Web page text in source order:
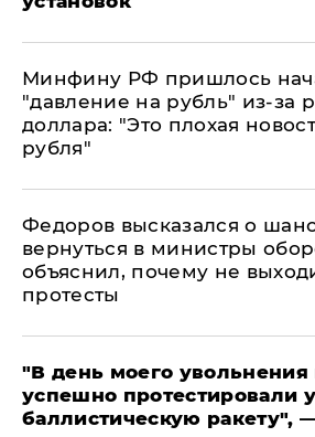
Минфину РФ пришлось
"давление на рубль" из-за
доллара: "Это плохая
рубля"
Федоров высказался о
вернуться в министры
объяснил, почему не
протесты
​"В день моего
успешно протестировали
баллистическую ракету",